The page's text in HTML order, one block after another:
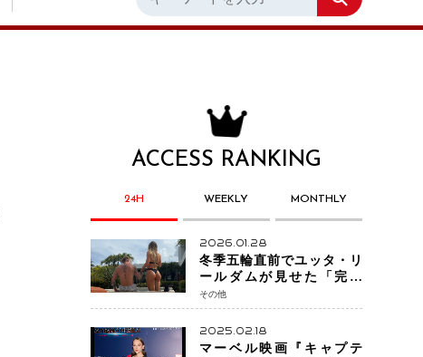
ACCESS RANKING
24H WEEKLY MONTHLY
2026.01.28
冬季五輪直前でユッタ・リ
ールダムが見せた「完成
形」転倒と涙を越えて─ミラ
ノで金を狙うオランダ女王
の現在地
その他
2025.02.18
マーベル映画『キャプテ